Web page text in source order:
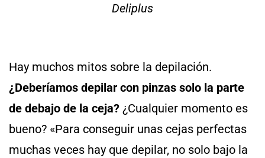
Deliplus
Hay muchos mitos sobre la depilación.
¿Deberíamos depilar con pinzas solo la parte
de debajo de la ceja? ¿Cualquier momento es
bueno? «Para conseguir unas cejas perfectas
muchas veces hay que depilar, no solo bajo la